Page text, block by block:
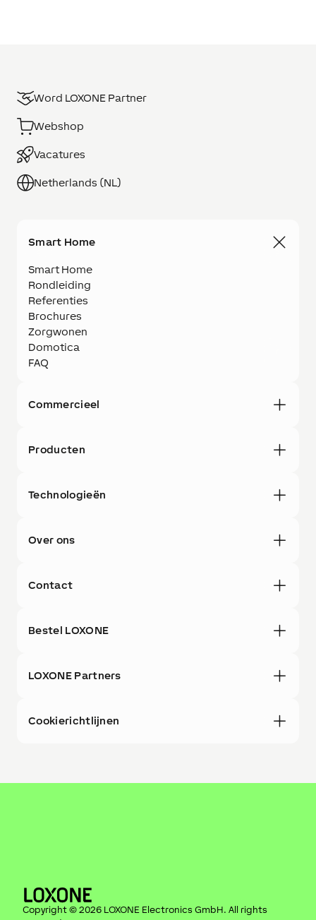
Word LOXONE Partner
Webshop
Vacatures
Netherlands (NL)
Smart Home
Smart Home
Rondleiding
Referenties
Brochures
Zorgwonen
Domotica
FAQ
Commercieel
Producten
Technologieën
Over ons
Contact
Bestel LOXONE
LOXONE Partners
Cookierichtlijnen
Copyright © 2026 LOXONE Electronics GmbH. All rights